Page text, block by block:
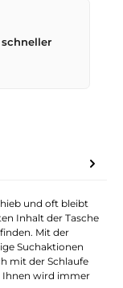
Ab
am
Post.
und oft bleibt
Inhalt der Tasche
Mit der
Suchaktionen
mit der Schlaufe
Ihnen wird immer